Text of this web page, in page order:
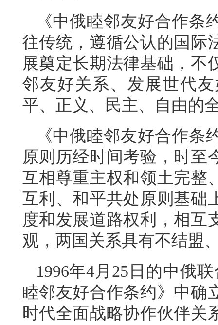
《中俄睦邻友好合作
往传统，遵循公认的国际
展奠定长期法律基础，不
邻友好关系、发展世代
平、正义、民主、自由的
《中俄睦邻友好合作
原则历经时间考验，时至
互相尊重主权和领土完整
互利、和平共处原则基础
度和发展道路权利，相互
观，两国关系具有不结盟
1996年4月25日的中俄
睦邻友好合作条约》中确
时代全面战略协作伙伴关